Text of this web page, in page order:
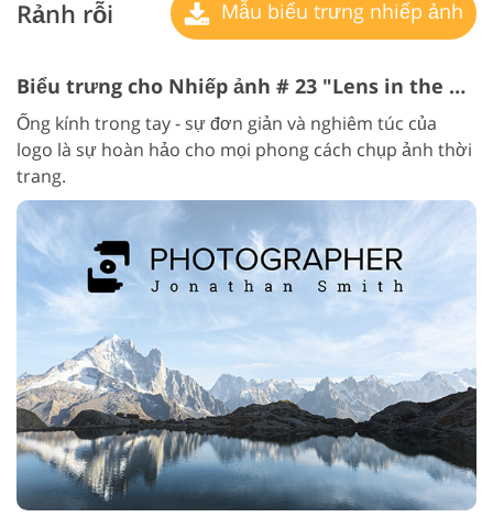
Rảnh rỗi Mẫu biểu trưng nhiếp ảnh
Biểu trưng cho Nhiếp ảnh # 23 "Lens in the hands"
Ống kính trong tay - sự đơn giản và nghiêm túc của
logo là sự hoàn hảo cho mọi phong cách chụp ảnh thời
trang.